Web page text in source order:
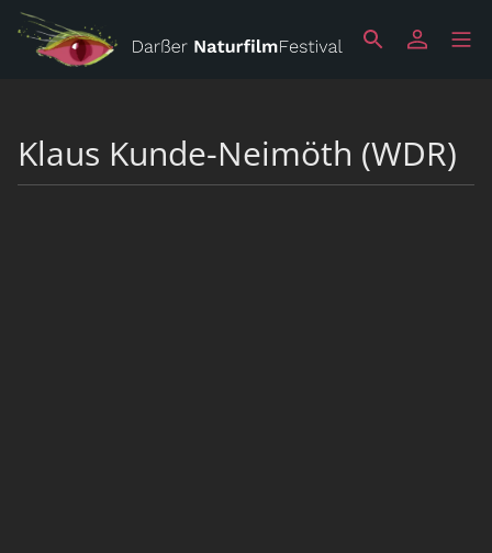
Klaus Kunde-Neimöth (WDR)